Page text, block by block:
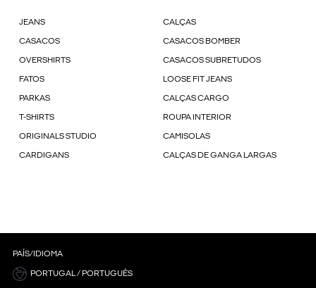
JEANS CALÇAS
CASACOS CASACOS BOMBER
OVERSHIRTS CASACOS SUBRETUDOS
FATOS LOOSE FIT JEANS
PARKAS CALÇAS CARGO
T-SHIRTS ROUPA INTERIOR
ORIGINALS STUDIO CAMISOLAS
CARDIGANS CALÇAS DE GANGA LARGAS
PAÍS/IDIOMA
PORTUGAL / PORTUGUÊS